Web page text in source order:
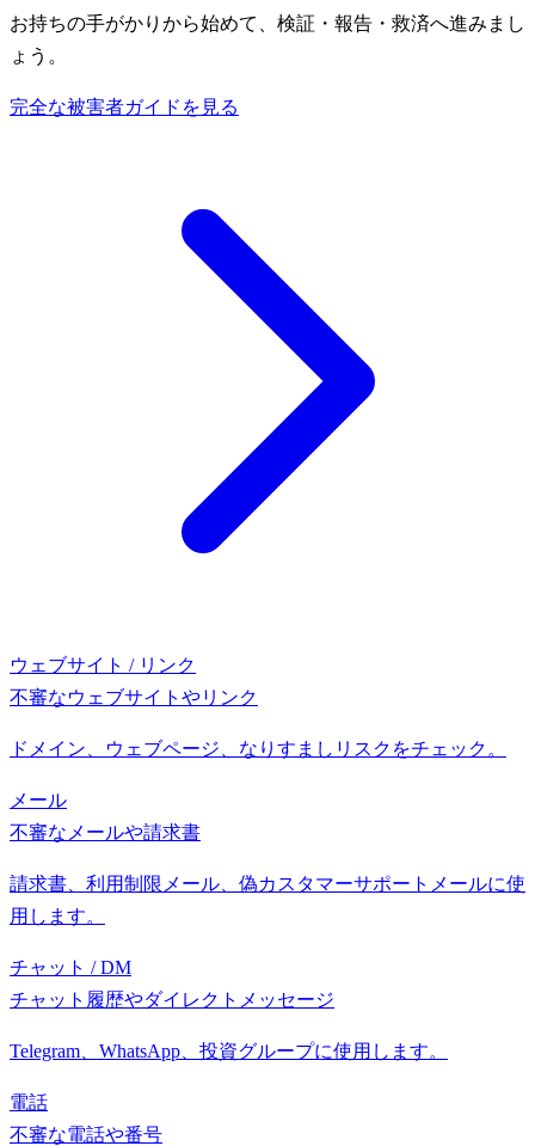
お持ちの手がかりから始めて、検証・報告・救済へ進みまし
ょう。
完全な被害者ガイドを見る
ウェブサイト / リンク
不審なウェブサイトやリンク
ドメイン、ウェブページ、なりすましリスクをチェック。
メール
不審なメールや請求書
請求書、利用制限メール、偽カスタマーサポートメールに使
用します。
チャット / DM
チャット履歴やダイレクトメッセージ
Telegram、WhatsApp、投資グループに使用します。
電話
不審な電話や番号